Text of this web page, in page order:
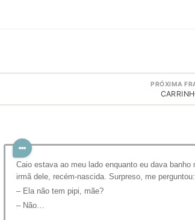
PRÓXIMA
Caio estava ao meu lado enquanto eu dava banho
irmã dele, recém-nascida. Surpreso, me perguntou:
– Ela não tem pipi, mãe?
– Não…